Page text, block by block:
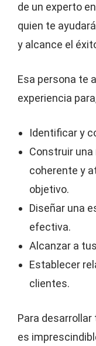
de un experto
quien te
y alcance el
Esa persona te
experiencia
Identificar y
Construir
coherente y
objetivo.
Diseñar una
efectiva.
Alcanzar a
Establecer
clientes.
Para
es